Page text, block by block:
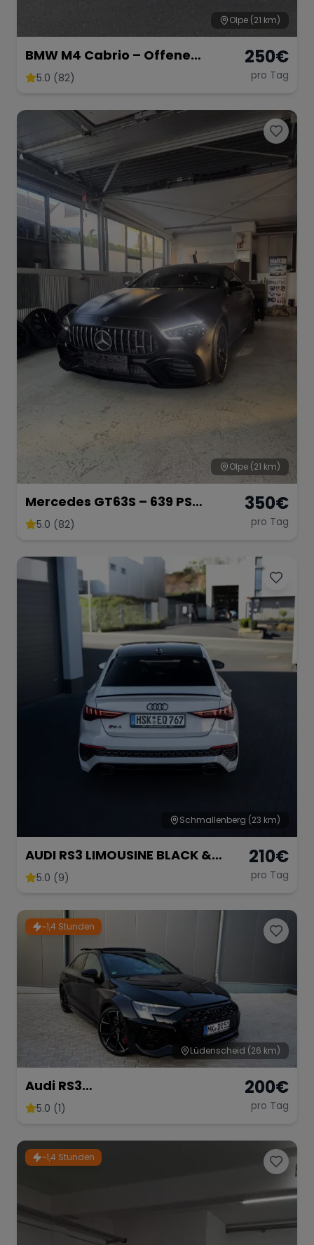
Olpe (21 km)
BMW M4 Cabrio – Offene
Fahrfreude mit 431 PS
5.0 (82)
250€
pro Tag
Olpe (21 km)
Mercedes GT63S – 639 PS
Luxussportwagen
5.0 (82)
350€
pro Tag
Schmallenberg (23 km)
AUDI RS3 LIMOUSINE BLACK &
WHITE EDITION
5.0 (9)
210€
pro Tag
~1,4 Stunden
Lüdenscheid (26 km)
Audi RS3
Limousine/Vollausgestattet/
5.0 (1)
200€
pro Tag
~1,4 Stunden